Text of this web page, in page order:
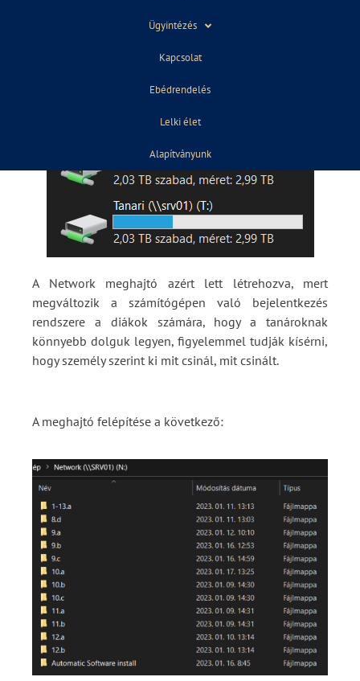
Ügyintézés
Kapcsolat
Ebédrendelés
Lelki élet
Alapítványunk
Kezdetnek megemlíteném, hogy van egy új
A Network meghajtó azért lett létrehozva, mert
megváltozik a számítógépen való bejelentkezés
rendszere a diákok számára, hogy a tanároknak
könnyebb dolguk legyen, figyelemmel tudják kísérni,
hogy személy szerint ki mit csinál, mit csinált.
A meghajtó felépítése a következő: